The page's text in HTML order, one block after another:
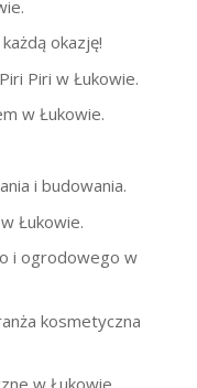
okazję!
Piri w Łukowie.
w Łukowie.
i budowania.
Łukowie.
i ogrodowego w
kosmetyczna